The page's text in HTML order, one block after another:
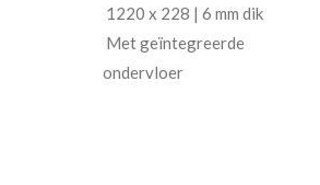
1220 x 228 | 6 mm dik
Met geïntegreerde
ondervloer